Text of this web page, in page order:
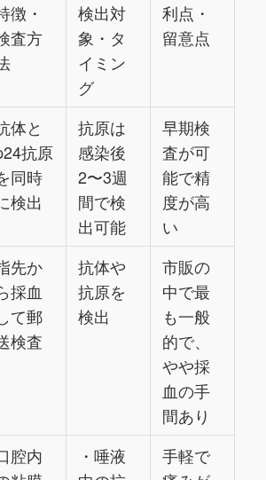
徴・
査方
検出対
象・タ
イミン
グ
利点・
留意点
体と
抗原
同時
検出
抗原は
感染後
2〜3週
間で検
出可能
早期検
査が可
能で精
度が高
い
先か
採血
て郵
検査
抗体や
抗原を
検出
市販の
中で最
も一般
的で、
やや採
血の手
間あり
腔内
・唾液
手軽で